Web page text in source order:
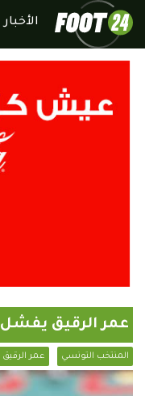
عمر الرقيق
المنتخب التونسي عمر الرقيق